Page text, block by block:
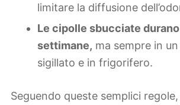
limitare la diffusione
Le cipolle sbucciate
settimane, ma sempre in
sigillato e in frigorifero.
Seguendo queste semplici